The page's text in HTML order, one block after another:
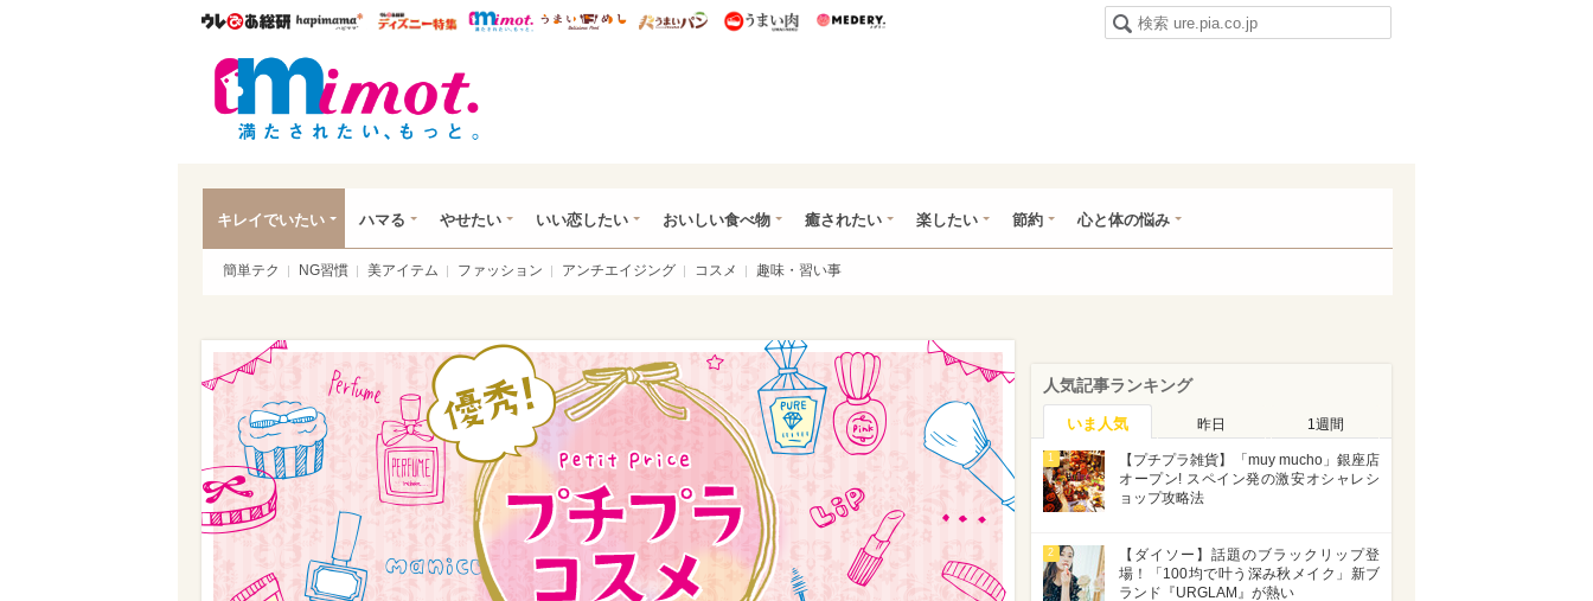
ウレぴあ総研ハピママ* ウレぴあ総研 ディズニー特集
mimot. うまいめし うまいパン うまい肉
キレイでいたい ハマる やせたい いい恋したい おいしい食べ物 癒されたい 楽したい 節約 心と体の悩み
簡単テク NG習慣 美アイテム ファッション アンチエイジング コスメ 趣味・習い事
人気記事ランキング
いま人気 昨日 1週間
1
【プチプラ雑貨】「muy mucho」銀座店
オープン! スペイン発の激安オシャレシ
ョップ攻略法
2
【ダイソー】話題のブラックリップ登
場！「100均で叶う深み秋メイク」新ブ
ランド『URGLAM』が熱い